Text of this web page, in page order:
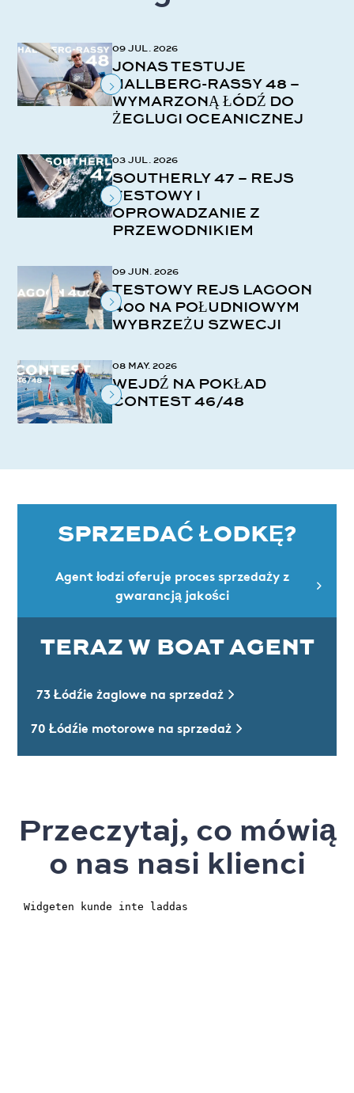
09 JUL. 2026
JONAS TESTUJE
HALLBERG-RASSY 48 –
WYMARZONĄ ŁÓDŹ DO
ŻEGLUGI OCEANICZNEJ
03 JUL. 2026
SOUTHERLY 47 – REJS
TESTOWY I
OPROWADZANIE Z
PRZEWODNIKIEM
09 JUN. 2026
TESTOWY REJS LAGOON
400 NA POŁUDNIOWYM
WYBRZEŻU SZWECJI
08 MAY. 2026
WEJDŹ NA POKŁAD
CONTEST 46/48
SPRZEDAĆ ŁODKĘ?
Agent łodzi oferuje proces sprzedaży z
gwarancją jakości
TERAZ W BOAT AGENT
73 Łódźie żaglowe na sprzedaż
70 Łódźie motorowe na sprzedaż
Przeczytaj, co mówią
o nas nasi klienci